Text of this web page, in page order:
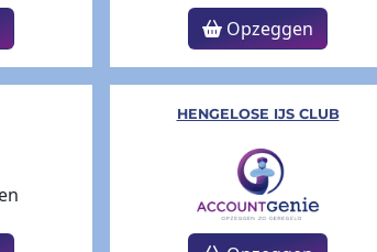
Opzeggen
HENGELOSE IJS CLUB